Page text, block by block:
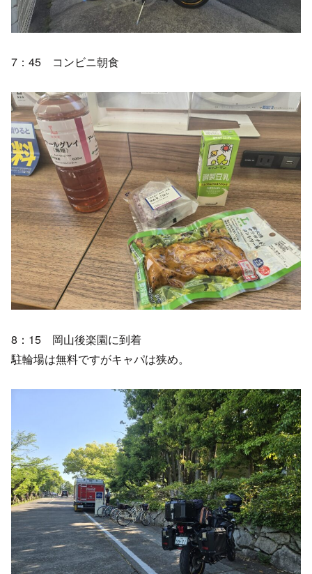
7：45 コンビニ朝食
8：15 岡山後楽園に到着
駐輪場は無料ですがキャパは狭め。